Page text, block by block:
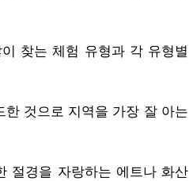
찾는 체험 유형과 각 유형별
것으로 지역을 가장 잘 아는
절경을 자랑하는 에트나 화산